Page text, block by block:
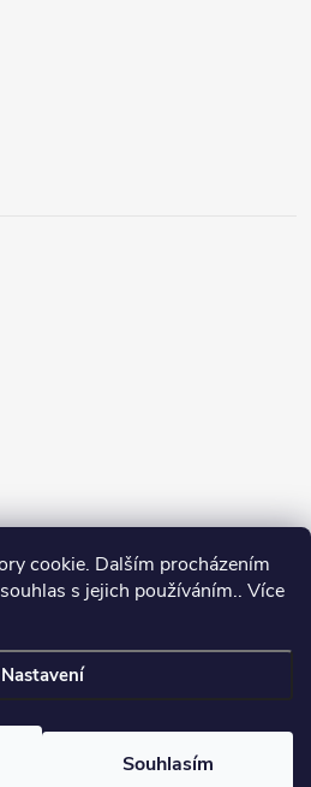
cookie. Dalším procházením
s jejich používáním.. Více
Nastavení
Souhlasím
. Všechna práva vyhrazena.